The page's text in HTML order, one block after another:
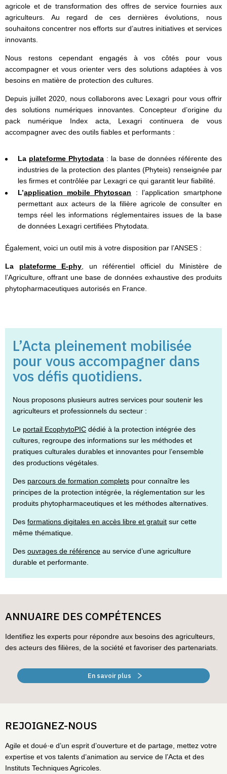
agricole et de transformation des offres de service fournies aux
agriculteurs. Au regard de ces dernières évolutions, nous
souhaitons concentrer nos efforts sur d’autres initiatives et services
innovants.
Nous restons cependant engagés à vos côtés pour vous
accompagner et vous orienter vers des solutions adaptées à vos
besoins en matière de protection des cultures.
Depuis juillet 2020, nous collaborons avec Lexagri pour vous offrir
des solutions numériques innovantes. Concepteur d’origine du
pack numérique Index acta, Lexagri continuera de vous
accompagner avec des outils fiables et performants :
La plateforme Phytodata : la base de données référente des
industries de la protection des plantes (Phyteis) renseignée par
les firmes et contrôlée par Lexagri ce qui garantit leur fiabilité.
L’application mobile Phytoscan : l’application smartphone
permettant aux acteurs de la filière agricole de consulter en
temps réel les informations réglementaires issues de la base
de données Lexagri certifiées Phytodata.
Également, voici un outil mis à votre disposition par l’ANSES :
La plateforme E-phy , un référentiel officiel du Ministère de
l’Agriculture, offrant une base de données exhaustive des produits
phytopharmaceutiques autorisés en France.
L’Acta pleinement mobilisée
pour vous accompagner dans
vos défis quotidiens.
Nous proposons plusieurs autres services pour soutenir les
agriculteurs et professionnels du secteur :
Le portail EcophytoPIC dédié à la protection intégrée des
cultures, regroupe des informations sur les méthodes et
pratiques culturales durables et innovantes pour l’ensemble
des productions végétales.
Des parcours de formation complets pour connaître les
principes de la protection intégrée, la réglementation sur les
produits phytopharmaceutiques et les méthodes alternatives.
Des formations digitales en accès libre et gratuit sur cette
même thématique.
Des ouvrages de référence au service d’une agriculture
durable et performante.
ANNUAIRE DES COMPÉTENCES
Identifiez les experts pour répondre aux besoins des agriculteurs,
des acteurs des filières, de la société et favoriser des partenariats.
En savoir plus
REJOIGNEZ-NOUS
Agile et doué·e d’un esprit d’ouverture et de partage, mettez votre
expertise et vos talents d’animation au service de l’Acta et des
Instituts Techniques Agricoles.